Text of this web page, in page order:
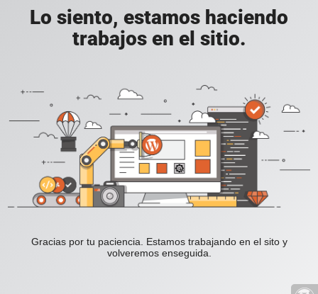
Lo siento, estamos haciendo
trabajos en el sitio.
Gracias por tu paciencia. Estamos trabajando en el sito y
volveremos enseguida.